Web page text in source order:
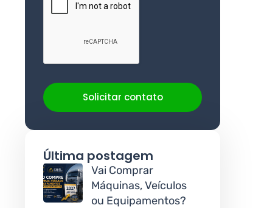
Solicitar contato
Última postagem
Vai Comprar
Máquinas, Veículos
ou Equipamentos?